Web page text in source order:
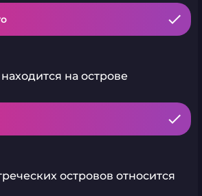
на острове
островов относится